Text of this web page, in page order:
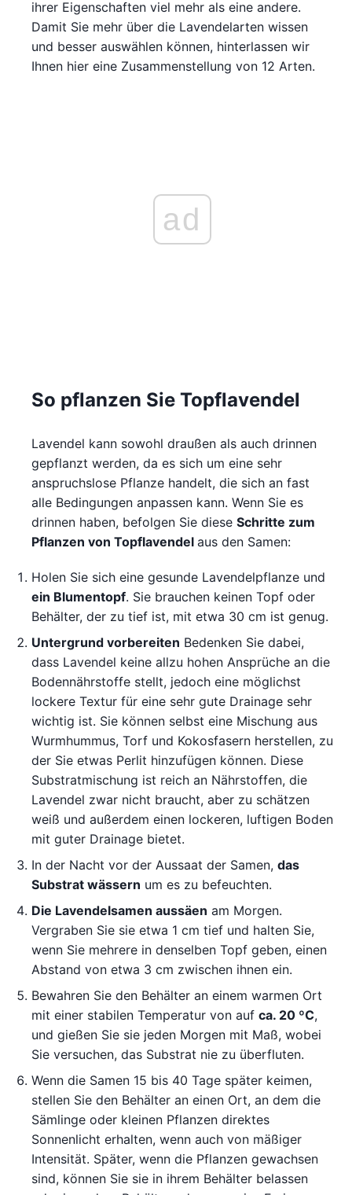
ihrer Eigenschaften viel mehr als eine andere.
Damit Sie mehr über die Lavendelarten wissen
und besser auswählen können, hinterlassen wir
Ihnen hier eine Zusammenstellung von 12 Arten.
ad
So pflanzen Sie Topflavendel
Lavendel kann sowohl draußen als auch drinnen
gepflanzt werden, da es sich um eine sehr
anspruchslose Pflanze handelt, die sich an fast
alle Bedingungen anpassen kann. Wenn Sie es
drinnen haben, befolgen Sie diese Schritte zum
Pflanzen von Topflavendel aus den Samen:
Holen Sie sich eine gesunde Lavendelpflanze und
ein Blumentopf. Sie brauchen keinen Topf oder
Behälter, der zu tief ist, mit etwa 30 cm ist genug.
Untergrund vorbereiten Bedenken Sie dabei,
dass Lavendel keine allzu hohen Ansprüche an die
Bodennährstoffe stellt, jedoch eine möglichst
lockere Textur für eine sehr gute Drainage sehr
wichtig ist. Sie können selbst eine Mischung aus
Wurmhummus, Torf und Kokosfasern herstellen, zu
der Sie etwas Perlit hinzufügen können. Diese
Substratmischung ist reich an Nährstoffen, die
Lavendel zwar nicht braucht, aber zu schätzen
weiß und außerdem einen lockeren, luftigen Boden
mit guter Drainage bietet.
In der Nacht vor der Aussaat der Samen, das
Substrat wässern um es zu befeuchten.
Die Lavendelsamen aussäen am Morgen.
Vergraben Sie sie etwa 1 cm tief und halten Sie,
wenn Sie mehrere in denselben Topf geben, einen
Abstand von etwa 3 cm zwischen ihnen ein.
Bewahren Sie den Behälter an einem warmen Ort
mit einer stabilen Temperatur von auf ca. 20 ºC,
und gießen Sie sie jeden Morgen mit Maß, wobei
Sie versuchen, das Substrat nie zu überfluten.
Wenn die Samen 15 bis 40 Tage später keimen,
stellen Sie den Behälter an einen Ort, an dem die
Sämlinge oder kleinen Pflanzen direktes
Sonnenlicht erhalten, wenn auch von mäßiger
Intensität. Später, wenn die Pflanzen gewachsen
sind, können Sie sie in ihrem Behälter belassen